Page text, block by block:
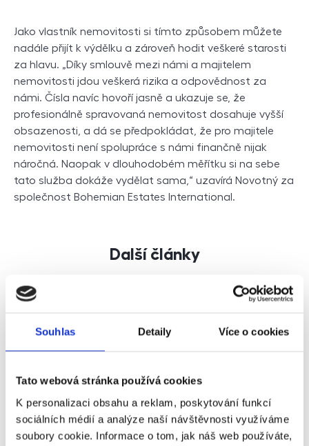
Souhlas Detaily Více o cookies
Tato webová stránka používá cookies
K personalizaci obsahu a reklam, poskytování funkcí
sociálních médií a analýze naší návštěvnosti využíváme
soubory cookie. Informace o tom, jak náš web používáte,
Jako vlastník nemovitosti si tímto způsobem můžete
nadále přijít k výdělku a zároveň hodit veškeré starosti
za hlavu. „Díky smlouvě mezi námi a majitelem
nemovitosti jdou veškerá rizika a odpovědnost za
námi. Čísla navíc hovoří jasně a ukazuje se, že
profesionálně spravovaná nemovitost dosahuje vyšší
obsazenosti, a dá se předpokládat, že pro majitele
nemovitosti není spolupráce s námi finančně nijak
náročná. Naopak v dlouhodobém měřítku si na sebe
tato služba dokáže vydělat sama,“ uzavírá Novotný za
společnost Bohemian Estates International.
Další články